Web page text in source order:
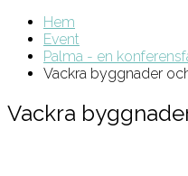
Hem
Event
Palma - en
Vackra byggnader
Vackra